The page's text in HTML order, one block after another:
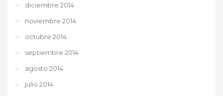
diciembre 2014
noviembre 2014
octubre 2014
septiembre 2014
agosto 2014
julio 2014